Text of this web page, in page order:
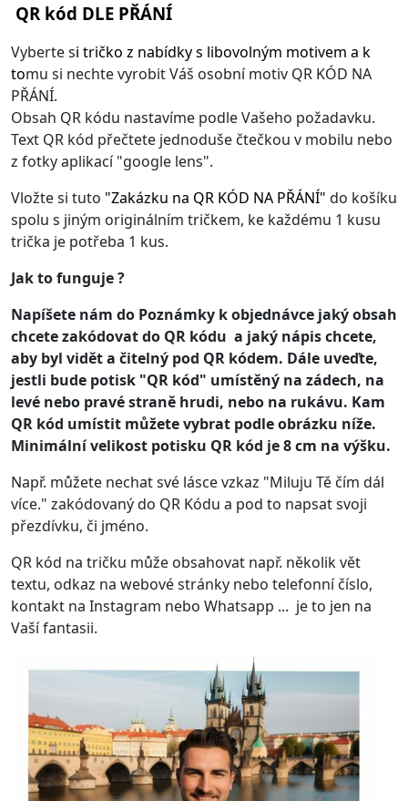
QR kód DLE PŘÁNÍ
Vyberte si tričko z nabídky s libovolným motivem a k
tomu si nechte vyrobit Váš osobní motiv QR KÓD NA
PŘÁNÍ.
Obsah QR kódu nastavíme podle Vašeho požadavku.
Text QR kód přečtete jednoduše čtečkou v mobilu nebo
z fotky aplikací "google lens".
Vložte si tuto "Zakázku na QR KÓD NA PŘÁNÍ" do košíku
spolu s jiným originálním tričkem, ke každému 1 kusu
trička je potřeba 1 kus.
Jak to funguje ?
Napíšete nám do Poznámky k objednávce jaký obsah
chcete zakódovat do QR kódu a jaký nápis chcete,
aby byl vidět a čitelný pod QR kódem. Dále uveďte,
jestli bude potisk "QR kód" umístěný na zádech, na
levé nebo pravé straně hrudi, nebo na rukávu. Kam
QR kód umístit můžete vybrat podle obrázku níže.
Minimální velikost potisku QR kód je 8 cm na výšku.
Např. můžete nechat své lásce vzkaz "Miluju Tě čím dál
více." zakódovaný do QR Kódu a pod to napsat svoji
přezdívku, či jméno.
QR kód na tričku může obsahovat např. několik vět
textu, odkaz na webové stránky nebo telefonní číslo,
kontakt na Instagram nebo Whatsapp ... je to jen na
Vaší fantasii.